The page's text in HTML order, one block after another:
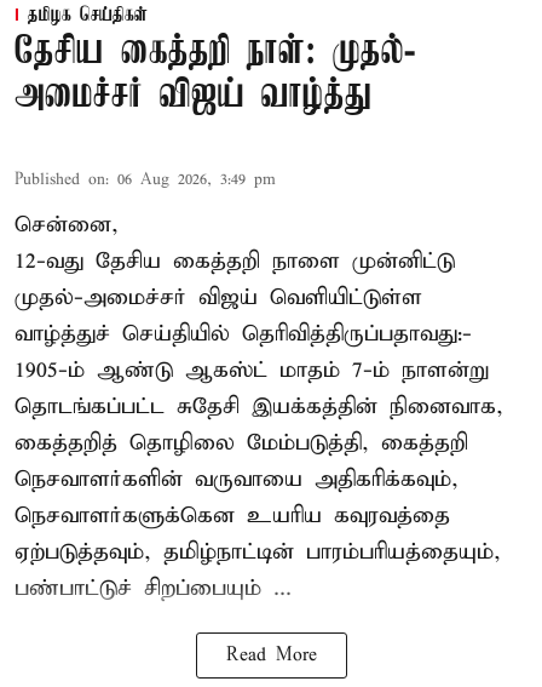
தமிழக செய்திகள்
தேசிய கைத்தறி நாள்: முதல்-
அமைச்சர் விஜய் வாழ்த்து
Published on: 06 Aug 2026, 3:49 pm
சென்னை,
12-வது தேசிய கைத்தறி நாளை முன்னிட்டு
முதல்-அமைச்சர் விஜய் வெளியிட்டுள்ள
வாழ்த்துச் செய்தியில் தெரிவித்திருப்பதாவது:-
1905-ம் ஆண்டு ஆகஸ்ட் மாதம் 7-ம் நாளன்று
தொடங்கப்பட்ட சுதேசி இயக்கத்தின் நினைவாக,
கைத்தறித் தொழிலை மேம்படுத்தி, கைத்தறி
நெசவாளர்களின் வருவாயை அதிகரிக்கவும்,
நெசவாளர்களுக்கென உயரிய கவுரவத்தை
ஏற்படுத்தவும், தமிழ்நாட்டின் பாரம்பரியத்தையும்,
பண்பாட்டுச் சிறப்பையும் ...
Read More